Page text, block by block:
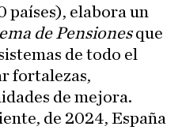
países), elabora un
de Pensionesque
de todo el
fortalezas,
de mejora.
de 2024, España